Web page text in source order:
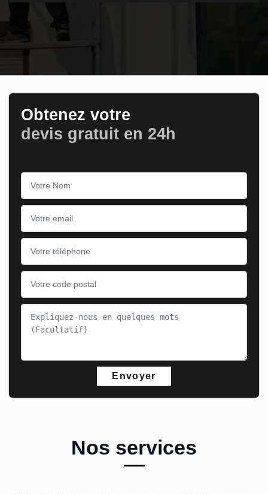
Obtenez votre
devis gratuit en 24h
Nos services